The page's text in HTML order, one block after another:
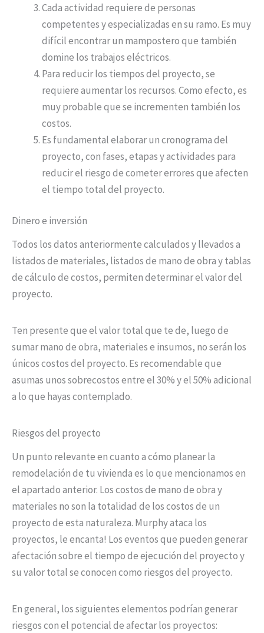
Cada actividad requiere de personas
competentes y especializadas en su ramo. Es muy
difícil encontrar un mampostero que también
domine los trabajos eléctricos.
Para reducir los tiempos del proyecto, se
requiere aumentar los recursos. Como efecto, es
muy probable que se incrementen también los
costos.
Es fundamental elaborar un cronograma del
proyecto, con fases, etapas y actividades para
reducir el riesgo de cometer errores que afecten
el tiempo total del proyecto.
Dinero e inversión
Todos los datos anteriormente calculados y llevados a
listados de materiales, listados de mano de obra y tablas
de cálculo de costos, permiten determinar el valor del
proyecto.
Ten presente que el valor total que te de, luego de
sumar mano de obra, materiales e insumos, no serán los
únicos costos del proyecto. Es recomendable que
asumas unos sobrecostos entre el 30% y el 50% adicional
a lo que hayas contemplado.
Riesgos del proyecto
Un punto relevante en cuanto a cómo planear la
remodelación de tu vivienda es lo que mencionamos en
el apartado anterior. Los costos de mano de obra y
materiales no son la totalidad de los costos de un
proyecto de esta naturaleza. Murphy ataca los
proyectos, le encanta! Los eventos que pueden generar
afectación sobre el tiempo de ejecución del proyecto y
su valor total se conocen como riesgos del proyecto.
En general, los siguientes elementos podrían generar
riesgos con el potencial de afectar los proyectos: